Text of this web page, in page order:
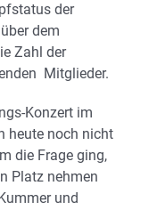
der
dem
Zahl der
Mitglieder.
Konzert im
heute noch nicht
die Frage ging,
Platz nehmen
und